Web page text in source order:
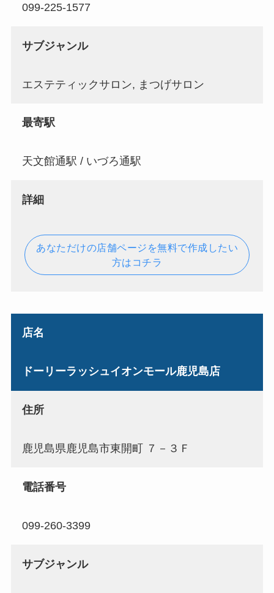
099-225-1577
サブジャンル
エステティックサロン, まつげサロン
最寄駅
天文館通駅 / いづろ通駅
詳細
あなただけの店舗ページを無料で作成したい
方はコチラ
店名
ドーリーラッシュイオンモール鹿児島店
住所
鹿児島県鹿児島市東開町 ７－３Ｆ
電話番号
099-260-3399
サブジャンル